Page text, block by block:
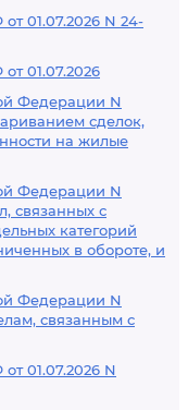
01.07.2026 N 24-
01.07.2026
Федерации N
сделок,
на жилые
Федерации N
связанных с
категорий
в обороте, и
Федерации N
связанным с
01.07.2026 N